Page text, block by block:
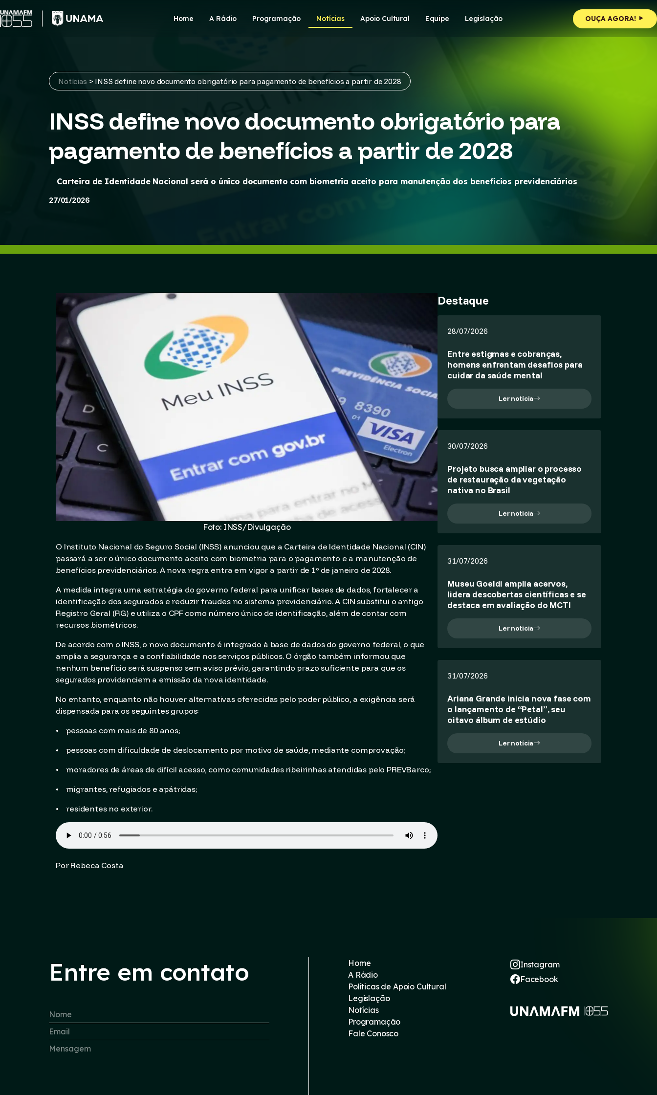
to
content
Home A Rádio Programação Notícias Apoio Cultural Equipe Legislação OUÇA AGORA!
Notícias > INSS define novo documento obrigatório para pagamento de benefícios a partir de 2028
INSS define novo documento obrigatório para
pagamento de benefícios a partir de 2028
Carteira de Identidade Nacional será o único documento com biometria aceito para manutenção dos benefícios previdenciários
27/01/2026
Foto: INSS/Divulgação
O Instituto Nacional do Seguro Social (INSS) anunciou que a Carteira de Identidade Nacional (CIN)
passará a ser o único documento aceito com biometria para o pagamento e a manutenção de
benefícios previdenciários. A nova regra entra em vigor a partir de 1º de janeiro de 2028.
A medida integra uma estratégia do governo federal para unificar bases de dados, fortalecer a
identificação dos segurados e reduzir fraudes no sistema previdenciário. A CIN substitui o antigo
Registro Geral (RG) e utiliza o CPF como número único de identificação, além de contar com
recursos biométricos.
De acordo com o INSS, o novo documento é integrado à base de dados do governo federal, o que
amplia a segurança e a confiabilidade nos serviços públicos. O órgão também informou que
nenhum benefício será suspenso sem aviso prévio, garantindo prazo suficiente para que os
segurados providenciem a emissão da nova identidade.
No entanto, enquanto não houver alternativas oferecidas pelo poder público, a exigência será
dispensada para os seguintes grupos:
• pessoas com mais de 80 anos;
• pessoas com dificuldade de deslocamento por motivo de saúde, mediante comprovação;
• moradores de áreas de difícil acesso, como comunidades ribeirinhas atendidas pelo PREVBarco;
• migrantes, refugiados e apátridas;
• residentes no exterior.
Por Rebeca Costa
Destaque
28/07/2026
Entre estigmas e cobranças,
homens enfrentam desafios para
cuidar da saúde mental
Ler notícia
30/07/2026
Projeto busca ampliar o processo
de restauração da vegetação
nativa no Brasil
Ler notícia
31/07/2026
Museu Goeldi amplia acervos,
lidera descobertas científicas e se
destaca em avaliação do MCTI
Ler notícia
31/07/2026
Ariana Grande inicia nova fase com
o lançamento de “Petal”, seu
oitavo álbum de estúdio
Ler notícia
Entre em contato
Home
A Rádio
Políticas de Apoio Cultural
Legislação
Notícias
Programação
Fale Conosco
Instagram
Facebook